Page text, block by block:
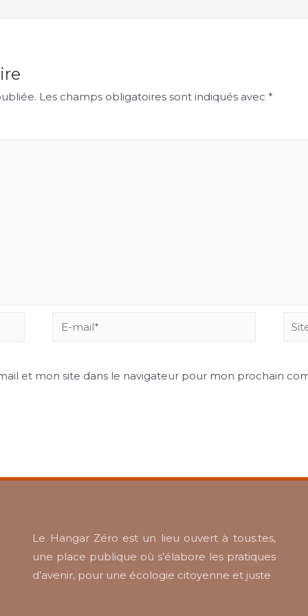
Les champs obligatoires sont indiqués avec *
et mon site dans le navigateur pour mon prochain
Le Hangar Zéro est un lieu ouvert à tous.tes,
une place publique où s’élabore les pratiques
d’avenir, pour une écologie citoyenne et juste